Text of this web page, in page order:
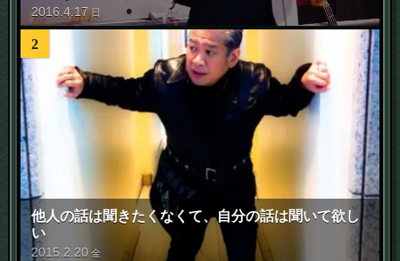
2016 .4.17 日
2
他人の話は聞きたくなくて、自分の話は聞いて欲し
い
2015.2.20 金